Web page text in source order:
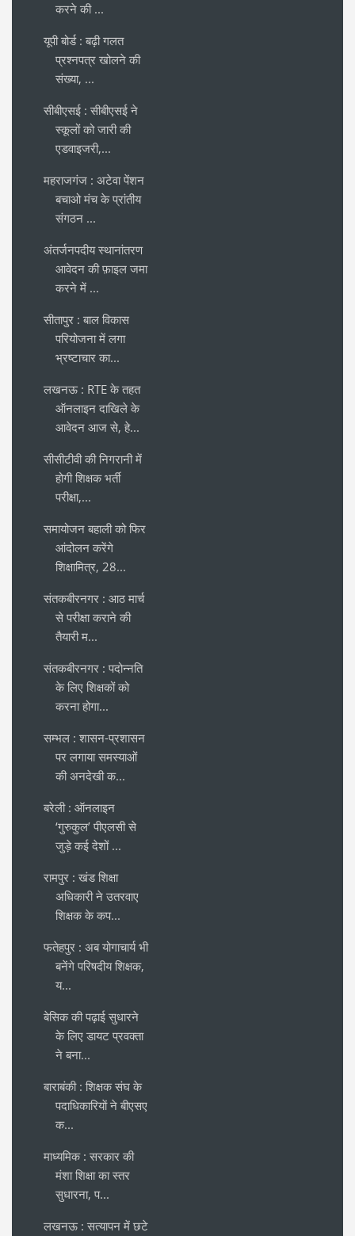
करने की ...
यूपी बोर्ड : बढ़ी गलत
प्रश्नपत्र खोलने की
संख्या, ...
सीबीएसई : सीबीएसई ने
स्कूलों को जारी की
एडवाइजरी,...
महराजगंज : अटेवा पेंशन
बचाओ मंच के प्रांतीय
संगठन ...
अंतर्जनपदीय स्थानांतरण
आवेदन की फ़ाइल जमा
करने में ...
सीतापुर : बाल विकास
परियोजना में लगा
भ्रष्टाचार का...
लखनऊ : RTE के तहत
ऑनलाइन दाखिले के
आवेदन आज से, हे...
सीसीटीवी की निगरानी में
होगी शिक्षक भर्ती
परीक्षा,...
समायोजन बहाली को फिर
आंदोलन करेंगे
शिक्षामित्र, 28...
संतकबीरनगर : आठ मार्च
से परीक्षा कराने की
तैयारी म...
संतकबीरनगर : पदोन्नति
के लिए शिक्षकों को
करना होगा...
सम्भल : शासन-प्रशासन
पर लगाया समस्याओं
की अनदेखी क...
बरेली : ऑनलाइन
‘गुरुकुल’ पीएलसी से
जुड़े कई देशों ...
रामपुर : खंड शिक्षा
अधिकारी ने उतरवाए
शिक्षक के कप...
फतेहपुर : अब योगाचार्य भी
बनेंगे परिषदीय शिक्षक,
य...
बेसिक की पढ़ाई सुधारने
के लिए डायट प्रवक्ता
ने बना...
बाराबंकी : शिक्षक संघ के
पदाधिकारियाें ने बीएसए
क...
माध्यमिक : सरकार की
मंशा शिक्षा का स्तर
सुधारना, प...
लखनऊ : सत्यापन में छटे